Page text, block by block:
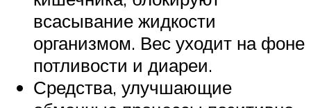
всасывание жидкости
организмом. Вес уходит на фоне
потливости и диареи.
Средства, улучшающие